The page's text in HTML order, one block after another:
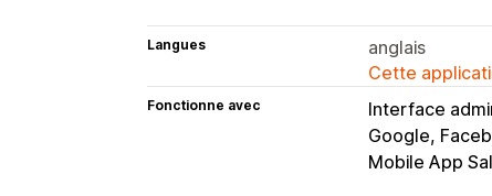
Langues
anglais
Cette
Fonctionne avec Interface
Google,
Mobile App